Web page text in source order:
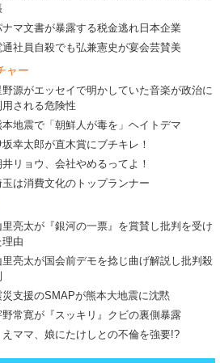
ナマ文書が暴露する税金逃れ日本企業
通社員自殺でも弘兼憲史が宴会芸賛美
ャー
野源がエッセイで明かしていた音楽が政治に
用される危険性
本地震で「朝鮮人が毒を」ヘイトデマ
坂幸太郎が直木賞にブチキレ！
井リョウ、会社やめるってよ！
玉は消費文化のトップランナー
里亮太が『銀河の一票』を賞賛し批判を受け
理由
里亮太が国会前デモを捻じ曲げ解説し批判殺
災支援のSMAPが熊本大地震に沈黙
野常寛が『スッキリ』クビの裏側暴露
えママ、娘にたけしとの不倫を強要!?